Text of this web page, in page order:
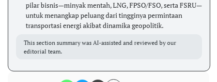
pilar bisnis—minyak mentah, LNG, FPSO/FSO, serta FSRU—
untuk menangkap peluang dari tingginya permintaan
transportasi energi akibat dinamika geopolitik.
This section summary was AI-assisted and reviewed by our
editorial team.